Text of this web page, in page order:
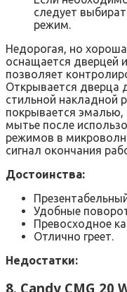
следует
режим.
Недорогая, но
оснащается дверцей
позволяет
Открывается дверца
стильной накладной
покрывается эмалью,
мытье после
режимов в
сигнал окончания
Достоинства:
Удобные
Превосходное
Отлично греет.
Недостатки:
8. Candy CMG 20